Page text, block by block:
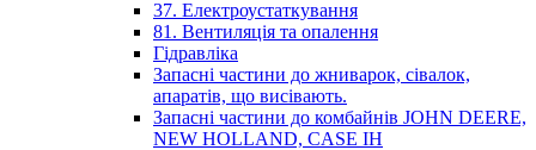
37. Електроустаткування
81. Вентиляція та опалення
Гідравліка
Запасні частини до жниварок, сівалок,
апаратів, що висівають.
Запасні частини до комбайнів JOHN DEERE,
NEW HOLLAND, CASE IH